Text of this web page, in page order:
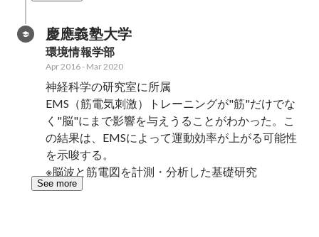
慶應義塾大学
環境情報学部
Apr 2016- Mar 2020
神経科学の研究室に所属
EMS（筋電気刺激）トレーニングが"筋"だけでな
く"脳"にまで影響を与えうることがわかった。こ
の結果は、EMSによって運動効率が上がる可能性
を示唆する。
※脳波と筋電図を計測・分析した基礎研究
See more